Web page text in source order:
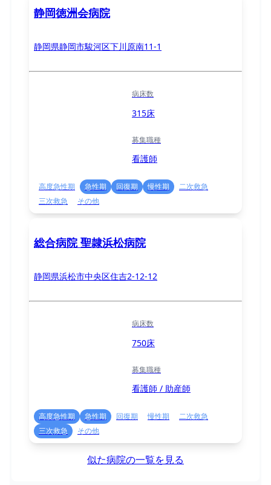
静岡徳洲会病院
静岡県静岡市駿河区下川原南11-1
病床数
315床
募集職種
看護師
高度急性期 急性期 回復期 慢性期
二次救急
三次救急
その他
総合病院 聖隷浜松病院
静岡県浜松市中央区住吉2-12-12
病床数
750床
募集職種
看護師 / 助産師
高度急性期 急性期 回復期 慢性期
二次救急
三次救急
その他
似た病院の一覧を見る